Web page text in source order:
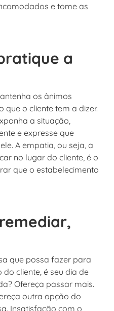
e tome as
a
os ânimos
que o cliente tem a dizer.
a situação,
e expresse que
A empatia, ou seja, a
no lugar do cliente, é o
que o estabelecimento
que possa fazer para
cliente, é seu dia de
Ofereça passar mais.
outra opção do
Insatisfação com o